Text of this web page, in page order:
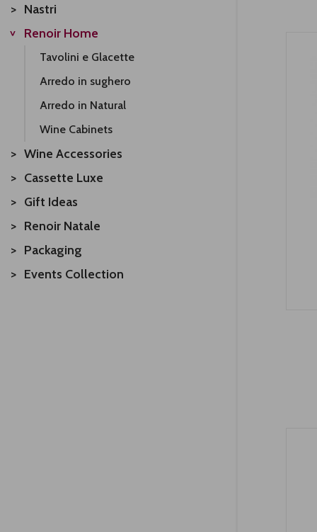
Nastri
Renoir Home
Tavolini e Glacette
Arredo in sughero
Arredo in Natural
Wine Cabinets
Wine Accessories
Cassette Luxe
Gift Ideas
Renoir Natale
Packaging
Events Collection